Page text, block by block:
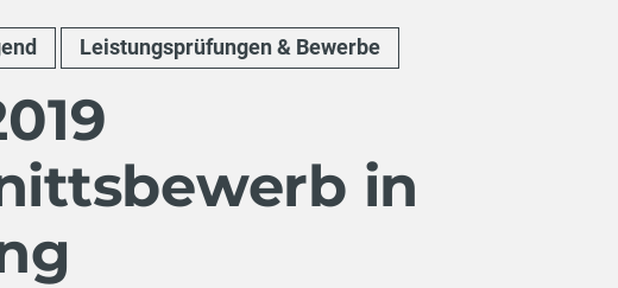
Leistungsprüfungen & Bewerbe
in